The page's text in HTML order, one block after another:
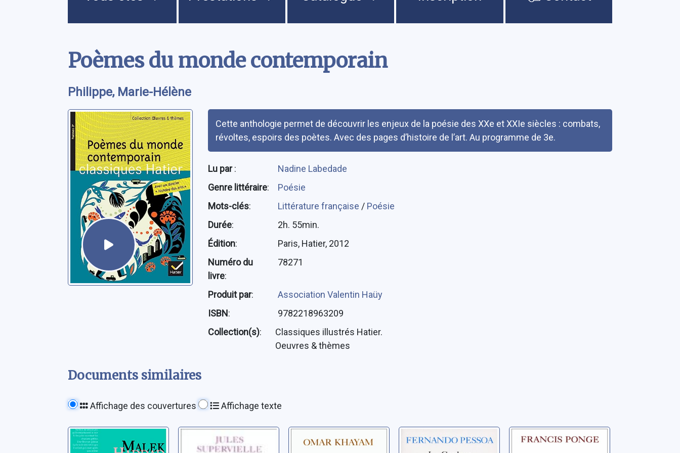
Poèmes du monde contemporain
Philippe, Marie-Hélène
Cette anthologie permet de découvrir les enjeux de la poésie des XXe et XXIe siècles : combats,
révoltes, espoirs des poètes. Avec des pages d’histoire de l’art. Au programme de 3e.
Lu par:
Nadine Labedade
Genre littéraire:
Poésie
Mots-clés: Littérature française / Poésie
Durée:
2h. 55min.
Édition:
Paris, Hatier, 2012
Numéro du
livre:
78271
Produit par:
Association Valentin Haüy
ISBN:
9782218963209
Collection(s):
Classiques illustrés Hatier.
Oeuvres & thèmes
Documents similaires
Affichage des couvertures Affichage texte
Ecoute et je
Gravitations ;
Rubayat
Le Gardeur de
Le parti pris des